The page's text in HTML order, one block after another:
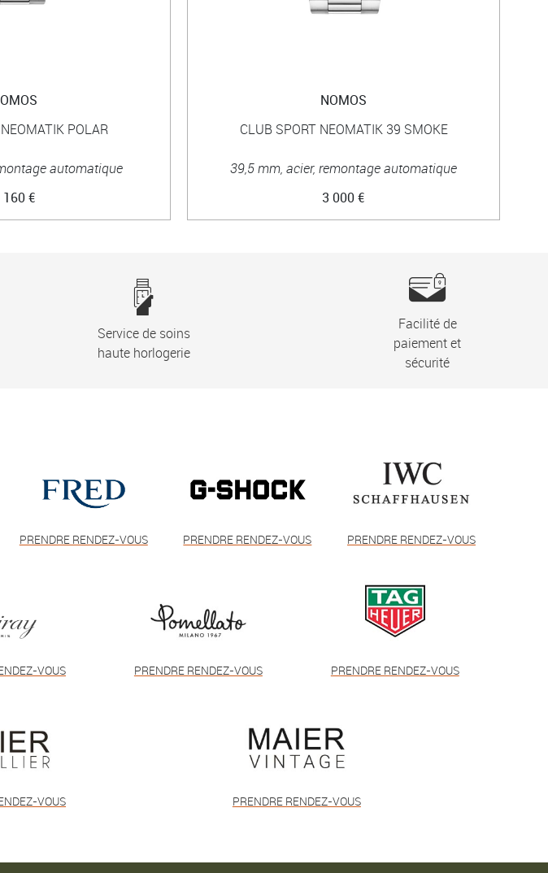
POLAR
automatique
160 €
NOMOS
CLUB SPORT NEOMATIK 39 SMOKE
39,5 mm, acier, remontage automatique
3 000 €
Service de soins
haute horlogerie
Facilité de
paiement et
sécurité
PRENDRE RENDEZ-VOUS PRENDRE RENDEZ-VOUS PRENDRE RENDEZ-VOUS
VOUS PRENDRE RENDEZ-VOUS PRENDRE RENDEZ-VOUS
VOUS PRENDRE RENDEZ-VOUS